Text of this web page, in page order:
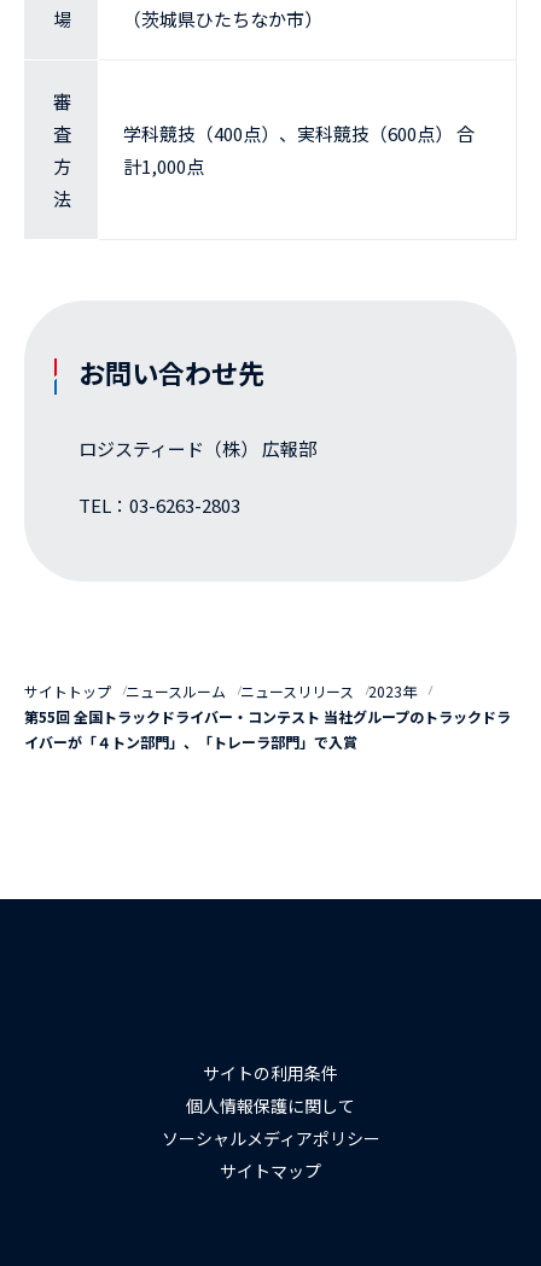
場
（茨城県ひたちなか市）
審
査
方
法
学科競技（400点）、実科競技（600点） 合
計1,000点
お問い合わせ先
ロジスティード（株） 広報部
TEL：03-6263-2803
サイトトップ ニュースルーム ニュースリリース
2023年
第55回 全国トラックドライバー・コンテスト 当社グループのトラックドラ
イバーが「４トン部門」、「トレーラ部門」で入賞
サイトの利用条件
個人情報保護に関して
ソーシャルメディアポリシー
サイトマップ